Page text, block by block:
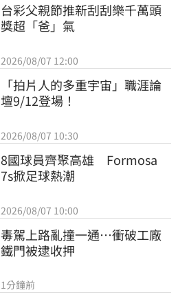
台彩父親節推新刮刮樂千萬頭
獎超「爸」氣
2026/08/07 12:00
「拍片人的多重宇宙」職涯論
壇9/12登場！
2026/08/07 10:30
8國球員齊聚高雄　Formosa
7s掀足球熱潮
2026/08/07 10:00
毒駕上路亂撞一通…衝破工廠
鐵門被逮收押
1分鐘前